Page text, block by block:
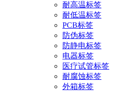
耐高温标签
耐低温标签
PCB标签
防伪标签
防静电标签
电器标签
医疗试管标签
耐腐蚀标签
外箱标签